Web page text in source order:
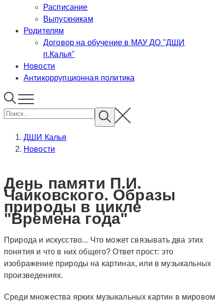
Расписание
Выпускникам
Родителям
Договор на обучение в МАУ ДО "ДШИ
п.Калья"
Новости
Антикоррупционная политика
ДШИ Калья
Новости
День памяти П.И.
Чайковского. Образы
природы в цикле
"Времена года"
Природа и искусство... Что может связывать два этих
понятия и что в них общего? Ответ прост: это
изображение природы на картинах, или в музыкальных
произведениях.
Среди множества ярких музыкальных картин в мировом